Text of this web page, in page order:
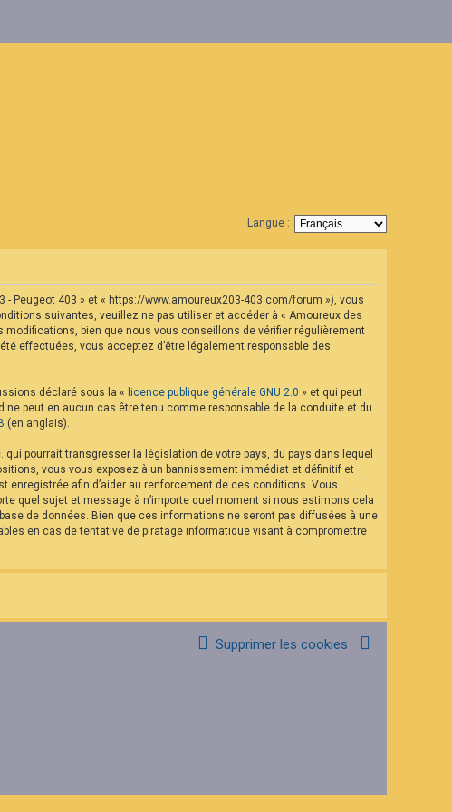
Langue :
- Peugeot 403 » et « https://www.amoureux203-403.com/forum »), vous
suivantes, veuillez ne pas utiliser et accéder à « Amoureux des
bien que nous vous conseillons de vérifier régulièrement
effectuées, vous acceptez d’être légalement responsable des
déclaré sous la « licence publique générale GNU 2.0 » et qui peut
peut en aucun cas être tenu comme responsable de la conduite et du
(en anglais).
pourrait transgresser la législation de votre pays, du pays dans lequel
vous vous exposez à un bannissement immédiat et définitif et
enregistrée afin d’aider au renforcement de ces conditions. Vous
quel sujet et message à n’importe quel moment si nous estimons cela
de données. Bien que ces informations ne seront pas diffusées à une
en cas de tentative de piratage informatique visant à compromettre
Supprimer les cookies